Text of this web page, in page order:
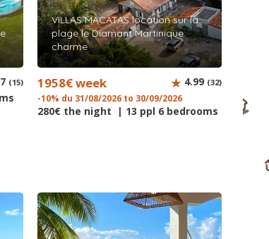
(15)
VILLAS MACATAS location sur la
plage le Diamant Martinique
charme
1958€ week
-10% du 31/08/2026 to 30/09/2026
280€ the night | 13 ppl 6 bedrooms
4.99 (32)